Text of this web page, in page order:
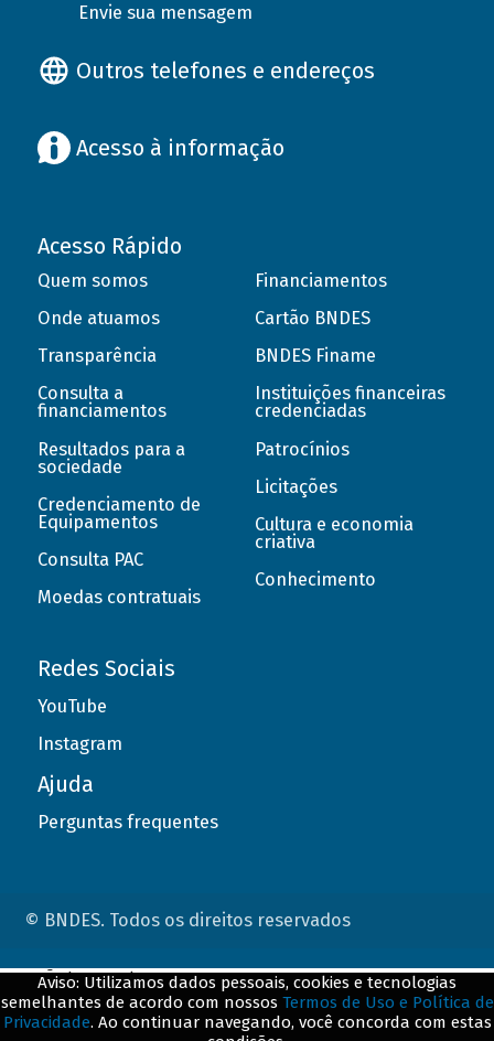
Envie sua mensagem
Outros telefones e endereços
Acesso à informação
Acesso Rápido
Quem somos
Onde atuamos
Transparência
Consulta a
financiamentos
Resultados para a
sociedade
Credenciamento de
Equipamentos
Consulta PAC
Moedas contratuais
Financiamentos
Cartão BNDES
BNDES Finame
Instituições financeiras
credenciadas
Patrocínios
Licitações
Cultura e economia
criativa
Conhecimento
Redes Sociais
YouTube
Instagram
Ajuda
Perguntas frequentes
© BNDES. Todos os direitos reservados
Aviso: Utilizamos dados pessoais, cookies e tecnologias
semelhantes de acordo com nossos Termos de Uso e Política de
Privacidade. Ao continuar navegando, você concorda com estas
ConteÃºdo complementar
${title}${badge}